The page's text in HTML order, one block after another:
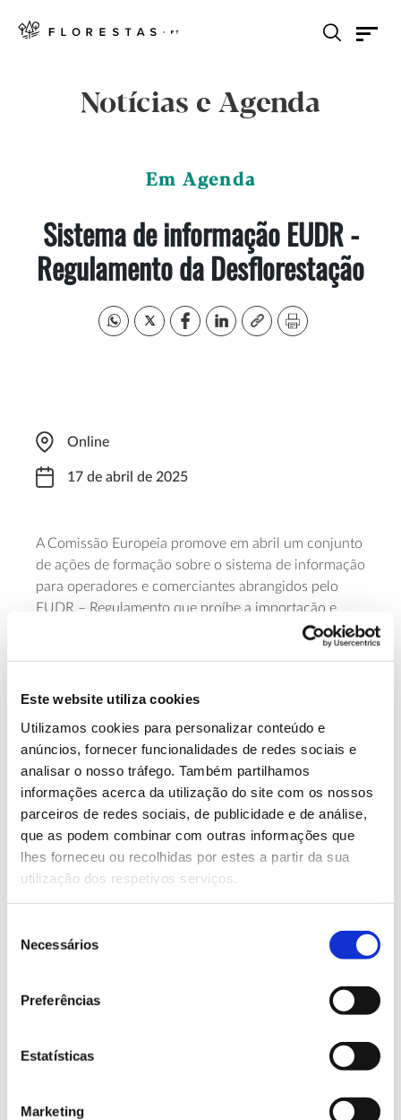
Este website utiliza cookies
Utilizamos cookies para personalizar conteúdo e
anúncios, fornecer funcionalidades de redes sociais e
analisar o nosso tráfego. Também partilhamos
informações acerca da utilização do site com os nossos
parceiros de redes sociais, de publicidade e de análise,
que as podem combinar com outras informações que
lhes forneceu ou recolhidas por estes a partir da sua
utilização dos respetivos serviços.
Necessários
Preferências
Estatísticas
Marketing
Notícias e Agenda
Em Agenda
Sistema de informação EUDR -
Regulamento da Desflorestação
Online
17 de abril de 2025
A Comissão Europeia promove em abril um conjunto
de ações de formação sobre o sistema de informação
para operadores e comerciantes abrangidos pelo
EUDR – Regulamento que proíbe a importação e
venda na União Europeia de produtos associados a
práticas relacionadas com desflorestação. Uma das
das 13 às 14 horas. Para acompanhar é necessária
Saiba mais
13.07.2026
Genoma do priolo e de outras espécies em risco:
conhecer para conservar
Registar galhas de Trichi em acácia-das-espigas: